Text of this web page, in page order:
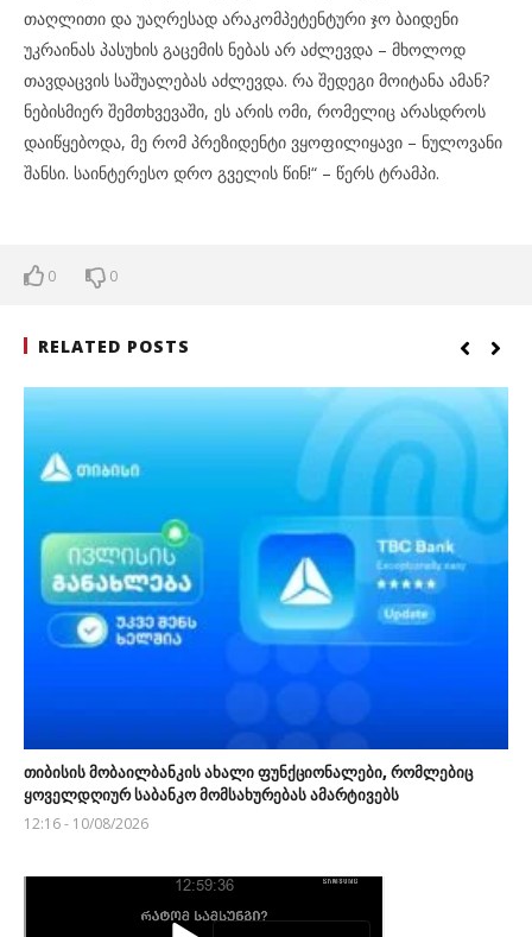
თაღლითი და უაღრესად არაკომპეტენტური ჯო ბაიდენი
უკრაინას პასუხის გაცემის ნებას არ აძლევდა – მხოლოდ
თავდაცვის საშუალებას აძლევდა. რა შედეგი მოიტანა ამან?
ნებისმიერ შემთხვევაში, ეს არის ომი, რომელიც არასდროს
დაიწყებოდა, მე რომ პრეზიდენტი ვყოფილიყავი – ნულოვანი
შანსი. საინტერესო დრო გველის წინ!“ – წერს ტრამპი.
0 0
RELATED POSTS
თიბისის მობაილბანკის ახალი ფუნქციონალები, რომლებიც
ყოველდღიურ საბანკო მომსახურებას ამარტივებს
12:16 - 10/08/2026